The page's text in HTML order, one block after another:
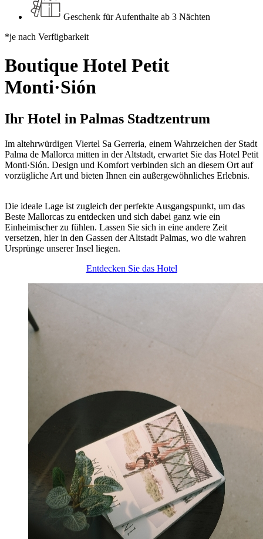
Geschenk für Aufenthalte ab 3 Nächten
*je nach Verfügbarkeit
Boutique Hotel Petit
Monti·Sión
Ihr Hotel in Palmas Stadtzentrum
Im altehrwürdigen Viertel Sa Gerreria, einem Wahrzeichen der Stadt
Palma de Mallorca mitten in der Altstadt, erwartet Sie das Hotel Petit
Monti·Sión. Design und Komfort verbinden sich an diesem Ort auf
vorzügliche Art und bieten Ihnen ein außergewöhnliches Erlebnis.
Die ideale Lage ist zugleich der perfekte Ausgangspunkt, um das
Beste Mallorcas zu entdecken und sich dabei ganz wie ein
Einheimischer zu fühlen. Lassen Sie sich in eine andere Zeit
versetzen, hier in den Gassen der Altstadt Palmas, wo die wahren
Ursprünge unserer Insel liegen.
Entdecken Sie das Hotel